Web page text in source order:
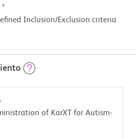
*
Inclusion/Exclusion criteria
of KarXT for Autism-